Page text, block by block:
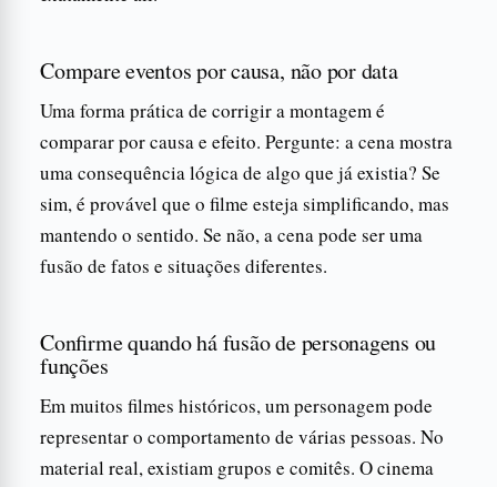
Compare eventos por causa, não por data
Uma forma prática de corrigir a montagem é
comparar por causa e efeito. Pergunte: a cena mostra
uma consequência lógica de algo que já existia? Se
sim, é provável que o filme esteja simplificando, mas
mantendo o sentido. Se não, a cena pode ser uma
fusão de fatos e situações diferentes.
Confirme quando há fusão de personagens ou
funções
Em muitos filmes históricos, um personagem pode
representar o comportamento de várias pessoas. No
material real, existiam grupos e comitês. O cinema